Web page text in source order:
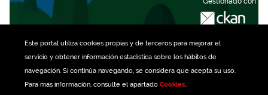
Este portal utiliza cookiespropias y de terceros para mejorar el
servicio y obtener información estadística sobre los hábitos de
navegación. Si continúa navegando, se considera que acepta su uso.
Para más información, consulte el apartado Cookies.